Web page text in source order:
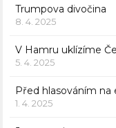
Trumpova divočina
8. 4. 2025
V Hamru uklízíme
5. 4. 2025
Před hlasováním na
1. 4. 2025